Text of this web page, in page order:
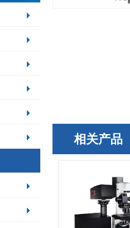
相关产品